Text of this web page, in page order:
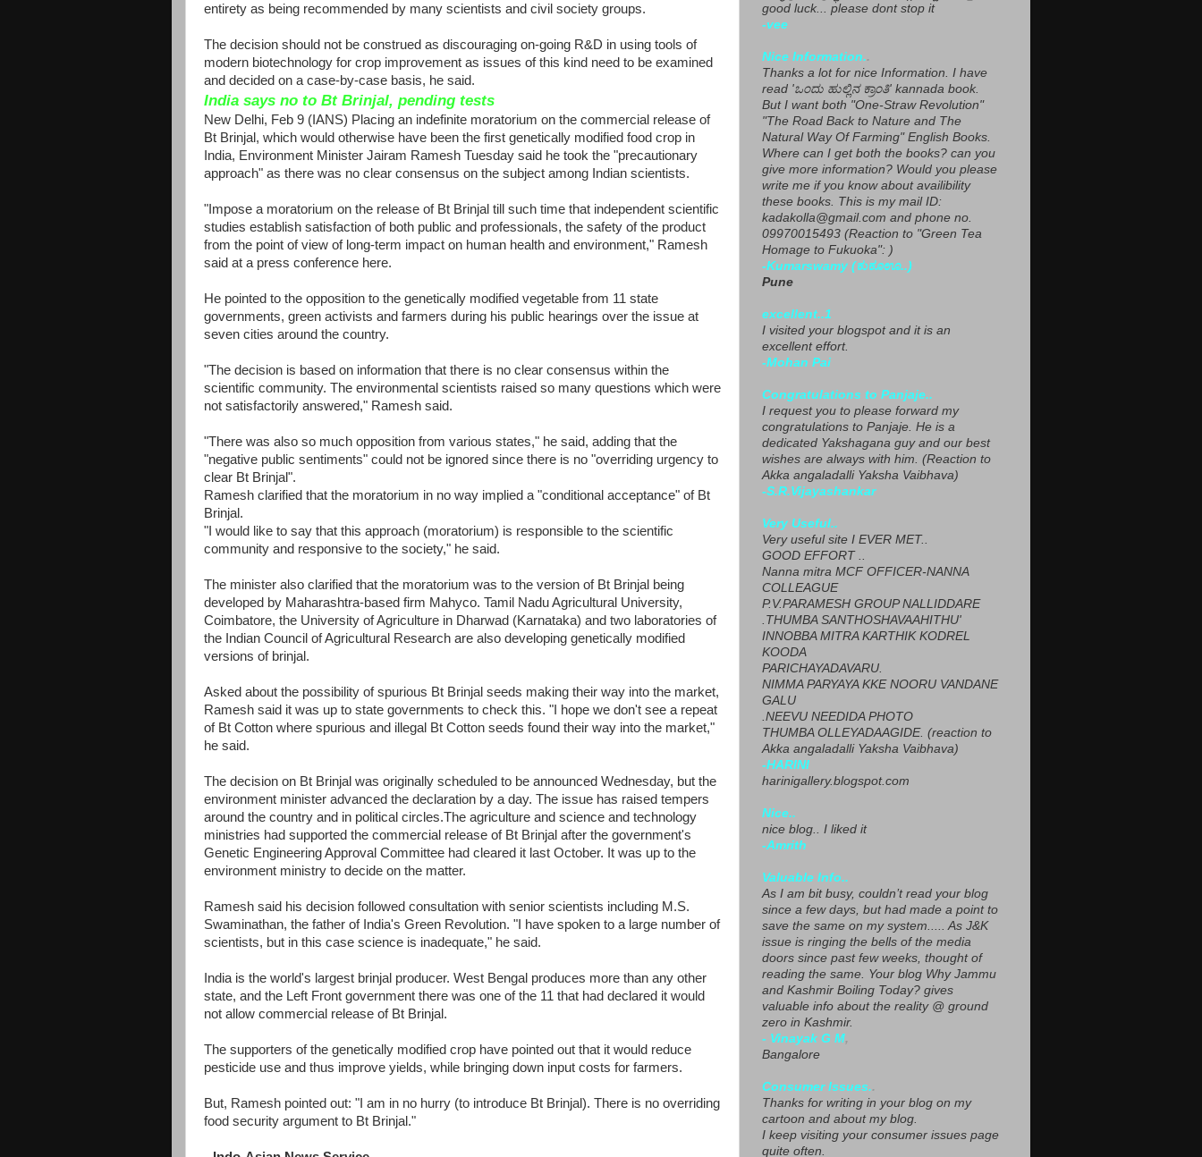
entirety as being recommended by many scientists and civil society groups.
The decision should not be construed as discouraging on-going R&D in using tools of
modern biotechnology for crop improvement as issues of this kind need to be examined
and decided on a case-by-case basis, he said.
India says no to Bt Brinjal, pending tests
New Delhi, Feb 9 (IANS) Placing an indefinite moratorium on the commercial release of
Bt Brinjal, which would otherwise have been the first genetically modified food crop in
India, Environment Minister Jairam Ramesh Tuesday said he took the "precautionary
approach" as there was no clear consensus on the subject among Indian scientists.
"Impose a moratorium on the release of Bt Brinjal till such time that independent scientific
studies establish satisfaction of both public and professionals, the safety of the product
from the point of view of long-term impact on human health and environment," Ramesh
said at a press conference here.
He pointed to the opposition to the genetically modified vegetable from 11 state
governments, green activists and farmers during his public hearings over the issue at
seven cities around the country.
"The decision is based on information that there is no clear consensus within the
scientific community. The environmental scientists raised so many questions which were
not satisfactorily answered," Ramesh said.
"There was also so much opposition from various states," he said, adding that the
"negative public sentiments" could not be ignored since there is no "overriding urgency to
clear Bt Brinjal".
Ramesh clarified that the moratorium in no way implied a "conditional acceptance" of Bt
Brinjal.
"I would like to say that this approach (moratorium) is responsible to the scientific
community and responsive to the society," he said.
The minister also clarified that the moratorium was to the version of Bt Brinjal being
developed by Maharashtra-based firm Mahyco. Tamil Nadu Agricultural University,
Coimbatore, the University of Agriculture in Dharwad (Karnataka) and two laboratories of
the Indian Council of Agricultural Research are also developing genetically modified
versions of brinjal.
Asked about the possibility of spurious Bt Brinjal seeds making their way into the market,
Ramesh said it was up to state governments to check this. "I hope we don't see a repeat
of Bt Cotton where spurious and illegal Bt Cotton seeds found their way into the market,"
he said.
The decision on Bt Brinjal was originally scheduled to be announced Wednesday, but the
environment minister advanced the declaration by a day. The issue has raised tempers
around the country and in political circles.The agriculture and science and technology
ministries had supported the commercial release of Bt Brinjal after the government's
Genetic Engineering Approval Committee had cleared it last October. It was up to the
environment ministry to decide on the matter.
Ramesh said his decision followed consultation with senior scientists including M.S.
Swaminathan, the father of India's Green Revolution. "I have spoken to a large number of
scientists, but in this case science is inadequate," he said.
India is the world's largest brinjal producer. West Bengal produces more than any other
state, and the Left Front government there was one of the 11 that had declared it would
not allow commercial release of Bt Brinjal.
The supporters of the genetically modified crop have pointed out that it would reduce
pesticide use and thus improve yields, while bringing down input costs for farmers.
But, Ramesh pointed out: "I am in no hurry (to introduce Bt Brinjal). There is no overriding
food security argument to Bt Brinjal."
good luck... please dont stop it
-vee
Nice Information..
Thanks a lot for nice Information. I have
read 'ಒಂದು ಹುಲ್ಲಿನ ಕ್ರಾಂತಿ' kannada book.
But I want both "One-Straw Revolution"
"The Road Back to Nature and The
Natural Way Of Farming" English Books.
Where can I get both the books? can you
give more information? Would you please
write me if you know about availibility
these books. This is my mail ID:
kadakolla@gmail.com and phone no.
09970015493 (Reaction to "Green Tea
Homage to Fukuoka": )
-Kumarswamy (ಕುಕೂಊ..)
Pune
excellent..1
I visited your blogspot and it is an
excellent effort.
-Mohan Pai
Congratulations to Panjaje..
I request you to please forward my
congratulations to Panjaje. He is a
dedicated Yakshagana guy and our best
wishes are always with him. (Reaction to
Akka angaladalli Yaksha Vaibhava)
-S.R.Vijayashankar
Very Useful..
Very useful site I EVER MET..
GOOD EFFORT ..
Nanna mitra MCF OFFICER-NANNA
COLLEAGUE
P.V.PARAMESH GROUP NALLIDDARE
.THUMBA SANTHOSHAVAAHITHU'
INNOBBA MITRA KARTHIK KODREL
KOODA
PARICHAYADAVARU.
NIMMA PARYAYA KKE NOORU VANDANE
GALU
.NEEVU NEEDIDA PHOTO
THUMBA OLLEYADAAGIDE. (reaction to
Akka angaladalli Yaksha Vaibhava)
-HARINI
harinigallery.blogspot.com
Nice..
nice blog.. I liked it
-Amrith
Valuable Info..
As I am bit busy, couldn’t read your blog
since a few days, but had made a point to
save the same on my system..... As J&K
issue is ringing the bells of the media
doors since past few weeks, thought of
reading the same. Your blog Why Jammu
and Kashmir Boiling Today? gives
valuable info about the reality @ ground
zero in Kashmir.
- Vinayak G M,
Bangalore
Consumer Issues..
Thanks for writing in your blog on my
cartoon and about my blog.
I keep visiting your consumer issues page
quite often.